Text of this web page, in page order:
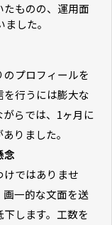
ものの、運用面
した。
プロフィールを
行うには膨大な
らでは、1ヶ月に
りました。
念
けではありませ
一的な文面を送
します。工数を